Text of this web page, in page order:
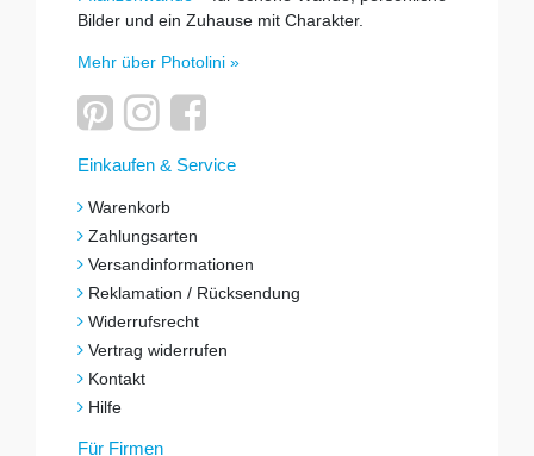
Bilder und ein Zuhause mit Charakter.
Mehr über Photolini »
Einkaufen & Service
Warenkorb
Zahlungsarten
Versandinformationen
Reklamation / Rücksendung
Widerrufsrecht
Vertrag widerrufen
Kontakt
Hilfe
Für Firmen